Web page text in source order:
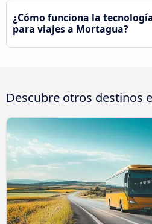
¿Cómo funciona la
para viajes a Mortagua?
Descubre otros destinos